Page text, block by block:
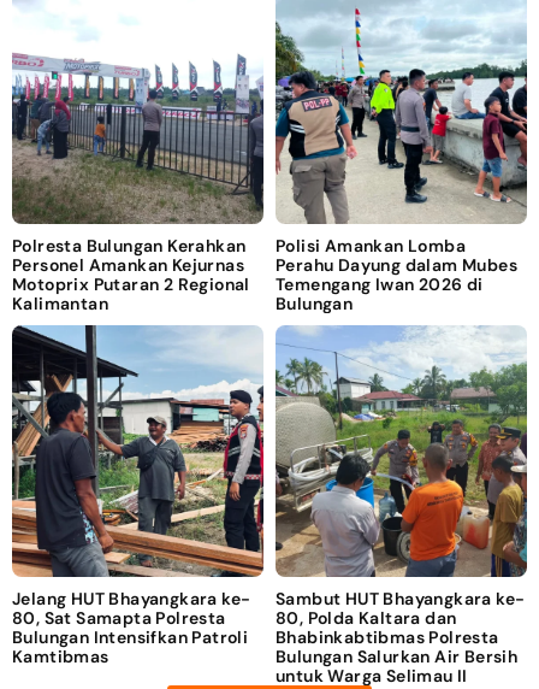
Polresta Bulungan Kerahkan
Personel Amankan Kejurnas
Motoprix Putaran 2 Regional
Kalimantan
Polisi Amankan Lomba
Perahu Dayung dalam Mubes
Temengang Iwan 2026 di
Bulungan
Jelang HUT Bhayangkara ke-
80, Sat Samapta Polresta
Bulungan Intensifkan Patroli
Kamtibmas
Sambut HUT Bhayangkara ke-
80, Polda Kaltara dan
Bhabinkabtibmas Polresta
Bulungan Salurkan Air Bersih
untuk Warga Selimau II